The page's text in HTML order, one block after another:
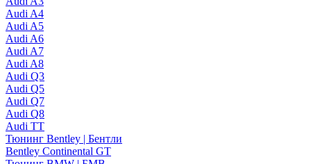
Audi A4
Audi A5
Audi A6
Audi A7
Audi A8
Audi Q3
Audi Q5
Audi Q7
Audi Q8
Audi TT
Тюнинг Bentley | Бентли
Bentley Continental GT